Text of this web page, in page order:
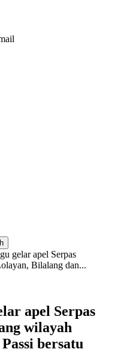
gelar apel Serpas
Bilalang dan...
apel Serpas
wilayah
bersatu